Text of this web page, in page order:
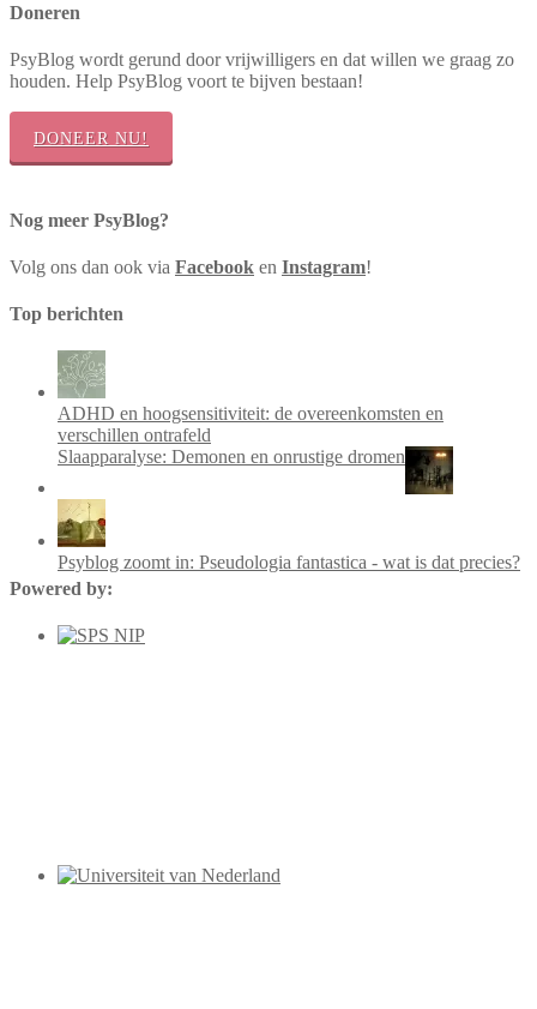
Doneren
PsyBlog wordt gerund door vrijwilligers en dat willen we graag zo
houden. Help PsyBlog voort te bijven bestaan!
DONEER NU!
Nog meer PsyBlog?
Volg ons dan ook via Facebook en Instagram!
Top berichten
ADHD en hoogsensitiviteit: de overeenkomsten en
verschillen ontrafeld
Slaapparalyse: Demonen en onrustige dromen
Psyblog zoomt in: Pseudologia fantastica - wat is dat precies?
Powered by: